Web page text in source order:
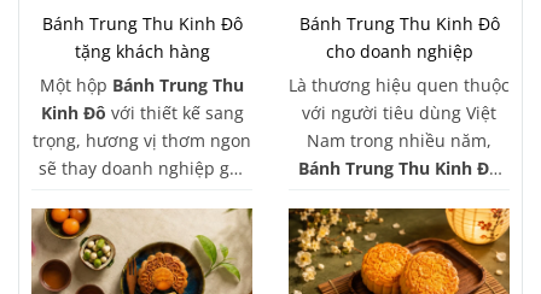
đáp ứng tốt nhu cầu tặng
quà với số lượng lớn và
ngân sách linh hoạt.
Bánh Trung Thu Kinh Đô
tặng khách hàng
Một hộp Bánh Trung Thu
Kinh Đô với thiết kế sang
trọng, hương vị thơm ngon
sẽ thay doanh nghiệp gửi
thành và lời chúc về sự
gắn kết, thịnh vượng trong
chặng đường hợp tác phía
Bánh Trung Thu Kinh Đô
cho doanh nghiệp
Là thương hiệu quen thuộc
với người tiêu dùng Việt
Nam trong nhiều năm,
Bánh Trung Thu Kinh Đô
pháp quà tặng dành cho
doanh nghiệp, từ hộp
bánh tự chọn, các bộ sưu